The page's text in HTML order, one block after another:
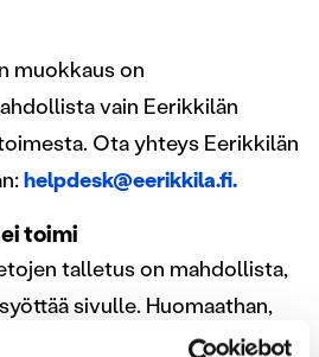
muokkaus on
vain Eerikkilän
Ota yhteys Eerikkilän
helpdesk@eerikkila.fi.
toimi
talletus on mahdollista,
sivulle. Huomaathan,
jalkaisuus ja